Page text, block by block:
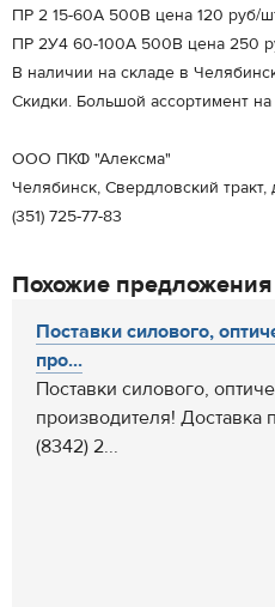
ПР 2 15-60А 500В цена 120 руб/
ПР 2У4 60-100А 500В цена 250
В наличии на складе в
Скидки. Большой ассортимент
ООО ПКФ "Алексма"
Челябинск, Свердловский тракт,
(351) 725-77-83
Похожие предложения
Поставки силового,
про...
Поставки силового,
производителя! Доставка
(8342) 2...